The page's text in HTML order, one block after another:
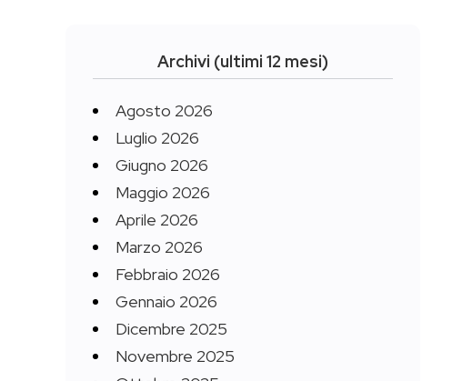
Archivi (ultimi 12 mesi)
Agosto 2026
Luglio 2026
Giugno 2026
Maggio 2026
Aprile 2026
Marzo 2026
Febbraio 2026
Gennaio 2026
Dicembre 2025
Novembre 2025